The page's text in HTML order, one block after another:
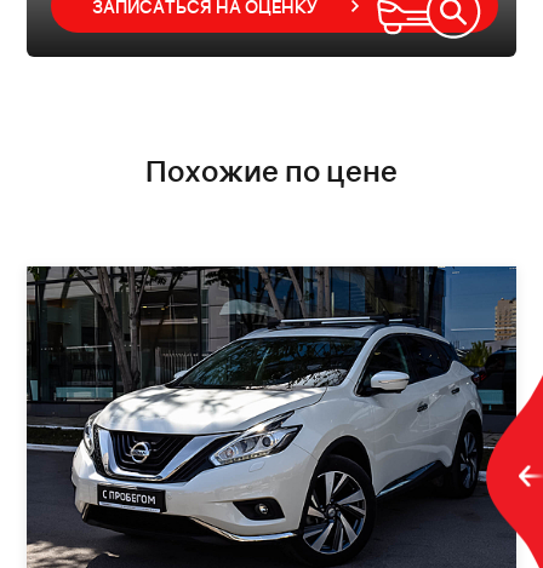
ЗАПИСАТЬСЯ НА ОЦЕНКУ
Похожие по цене